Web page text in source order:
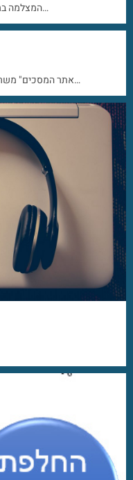
המצלמה במחשב היא חלק חשוב מאוד במקבוק ומוטב…
"אתר המסכים" משרת קהילה צרכנית הצורכת שירותי תיקונים…